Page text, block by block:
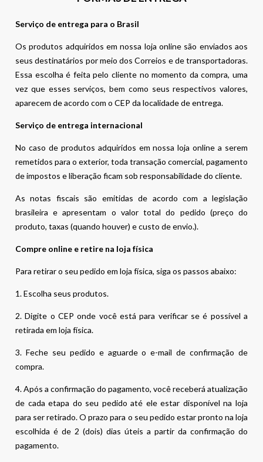
Serviço de entrega para o Brasil
Os produtos adquiridos em nossa loja online são enviados aos
seus destinatários por meio dos Correios e de transportadoras.
Essa escolha é feita pelo cliente no momento da compra, uma
vez que esses serviços, bem como seus respectivos valores,
aparecem de acordo com o CEP da localidade de entrega.
Serviço de entrega internacional
No caso de produtos adquiridos em nossa loja online a serem
remetidos para o exterior, toda transação comercial, pagamento
de impostos e liberação ficam sob responsabilidade do cliente.
As notas fiscais são emitidas de acordo com a legislação
brasileira e apresentam o valor total do pedido (preço do
produto, taxas (quando houver) e custo de envio.).
Compre online e retire na loja física
Para retirar o seu pedido em loja física, siga os passos abaixo:
1. Escolha seus produtos.
2. Digite o CEP onde você está para verificar se é possível a
retirada em loja física.
3. Feche seu pedido e aguarde o e-mail de confirmação de
compra.
4. Após a confirmação do pagamento, você receberá atualização
de cada etapa do seu pedido até ele estar disponível na loja
para ser retirado. O prazo para o seu pedido estar pronto na loja
escolhida é de 2 (dois) dias úteis a partir da confirmação do
pagamento.